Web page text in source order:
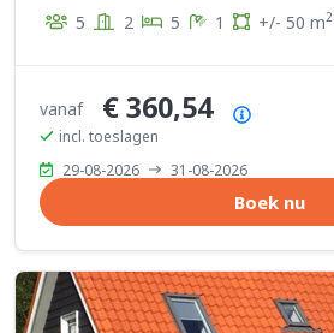
5 2 5 1 +/- 50 m2
vanaf € 360,54
incl. toeslagen
29-08-2026
31-08-2026
Boek nu